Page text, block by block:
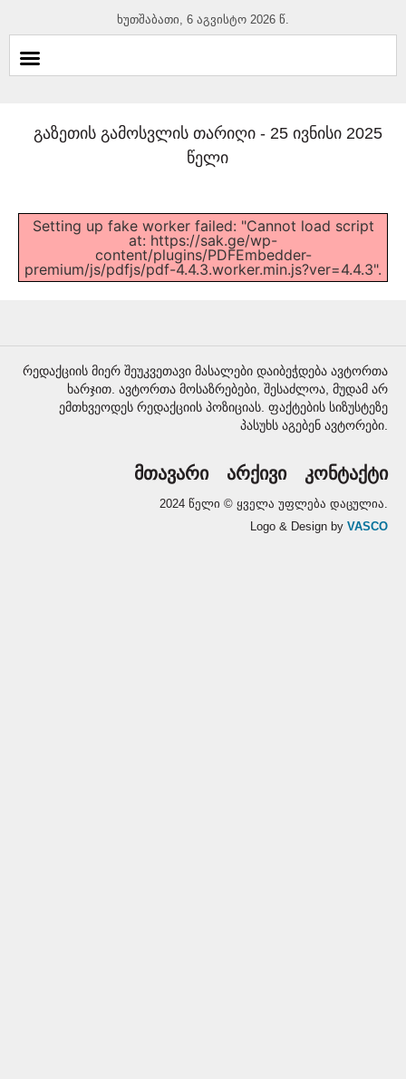
ხუთშაბათი, 6 აგვისტო 2026 წ.
გაზეთის გამოსვლის თარიღი - 25 ივნისი 2025
წელი
Setting up fake worker failed: "Cannot load script
at: https://sak.ge/wp-
content/plugins/PDFEmbedder-
premium/js/pdfjs/pdf-4.4.3.worker.min.js?ver=4.4.3".
რედაქციის მიერ შეუკვეთავი მასალები დაიბეჭდება ავტორთა
ხარჯით. ავტორთა მოსაზრებები, შესაძლოა, მუდამ არ
ემთხვეოდეს რედაქციის პოზიციას. ფაქტების სიზუსტეზე
პასუხს აგებენ ავტორები.
მთავარი არქივი კონტაქტი
2024 წელი © ყველა უფლება დაცულია.
Logo & Design by VASCO